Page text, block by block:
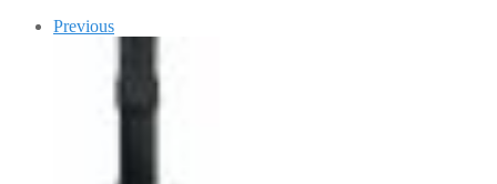
Previous